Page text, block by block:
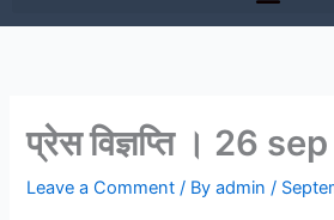
प्रेस विज्ञप्ति । 26
Leave a Comment / Byadmin/